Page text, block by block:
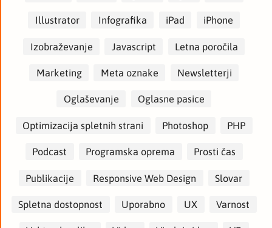
Illustrator Infografika iPad iPhone
Izobraževanje Javascript Letna poročila
Marketing Meta oznake Newsletterji
Oglaševanje Oglasne pasice
Optimizacija spletnih strani Photoshop PHP
Podcast Programska oprema Prosti čas
Publikacije Responsive Web Design Slovar
Spletna dostopnost Uporabno UX Varnost